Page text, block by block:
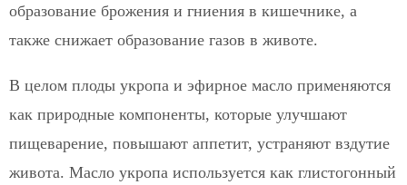
образование брожения и гниения в кишечнике, а
также снижает образование газов в животе.
В целом плоды укропа и эфирное масло применяются
как природные компоненты, которые улучшают
пищеварение, повышают аппетит, устраняют вздутие
живота. Масло укропа используется как глистогонный